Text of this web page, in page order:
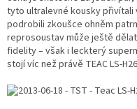
tyto ultralevné kousky přivítali
podrobili zkoušce ohněm
reprosoustav může ještě
fidelity – však i leckterý
stojí víc než právě TEAC LS-